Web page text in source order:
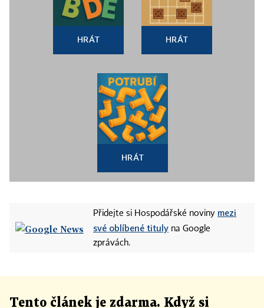
HRÁT HRÁT
HRÁT
Přidejte si Hospodářské noviny mezi
své oblíbené tituly na Google
zprávách.
Tento článek je zdarma. Když si